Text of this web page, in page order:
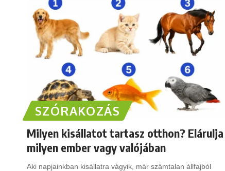
SZÓRAKOZÁS
Milyen kisállatot tartasz otthon? Elárulja
milyen ember vagy valójában
Aki napjainkban kisállatra vágyik, már számtalan állfajból